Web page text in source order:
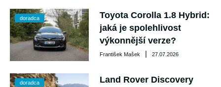
doradca
Toyota Corolla 1.8 Hybrid:
jaká je spolehlivost
výkonnější verze?
František Mašek | 27.07.2026
doradca
Land Rover Discovery